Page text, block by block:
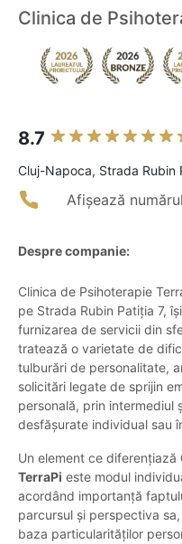
Clinica de
8.7
Cluj-Napoca, Strada Rubin
Afișează
Despre companie:
Clinica de Psihoterapie
pe Strada Rubin Patiția 7,
furnizarea de servicii din
tratează o varietate de
tulburări de personalitate,
solicitări legate de sprijin
personală, prin intermediul
desfășurate individual sau
Un element ce diferențiază
TerraPi este modul
acordând importanță
parcursul și perspectiva
baza particularităților